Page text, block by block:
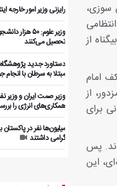
سوزی،
از
امام
از
فشانی برای
پس
این
رایزنی وزیر امور خارجه
وزیر علوم: ۵۰
تحصیل می‌کنند
دستاورد جدید
مبتلا به سرطان با
وزیر صمت ایران و وزیر
همکاری‌های انرژی را
میلیون‌ها نفر در
گرامی داشتند